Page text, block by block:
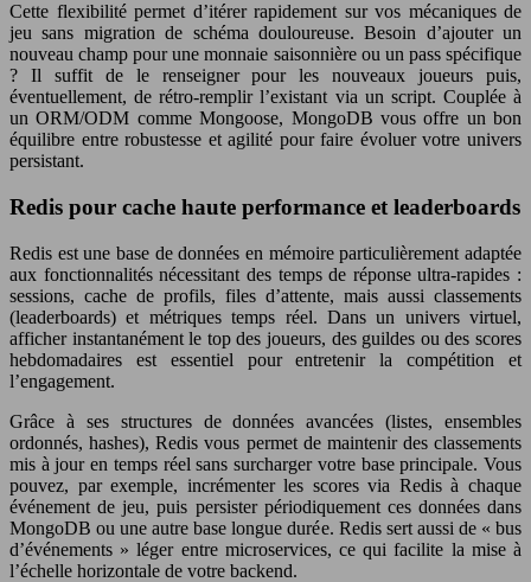
Cette flexibilité permet d’itérer rapidement sur vos mécaniques de
jeu sans migration de schéma douloureuse. Besoin d’ajouter un
nouveau champ pour une monnaie saisonnière ou un pass spécifique
? Il suffit de le renseigner pour les nouveaux joueurs puis,
éventuellement, de rétro-remplir l’existant via un script. Couplée à
un ORM/ODM comme Mongoose, MongoDB vous offre un bon
équilibre entre robustesse et agilité pour faire évoluer votre univers
persistant.
Redis pour cache haute performance et leaderboards
Redis est une base de données en mémoire particulièrement adaptée
aux fonctionnalités nécessitant des temps de réponse ultra-rapides :
sessions, cache de profils, files d’attente, mais aussi classements
(leaderboards) et métriques temps réel. Dans un univers virtuel,
afficher instantanément le top des joueurs, des guildes ou des scores
hebdomadaires est essentiel pour entretenir la compétition et
l’engagement.
Grâce à ses structures de données avancées (listes, ensembles
ordonnés, hashes), Redis vous permet de maintenir des classements
mis à jour en temps réel sans surcharger votre base principale. Vous
pouvez, par exemple, incrémenter les scores via Redis à chaque
événement de jeu, puis persister périodiquement ces données dans
MongoDB ou une autre base longue durée. Redis sert aussi de « bus
d’événements » léger entre microservices, ce qui facilite la mise à
l’échelle horizontale de votre backend.